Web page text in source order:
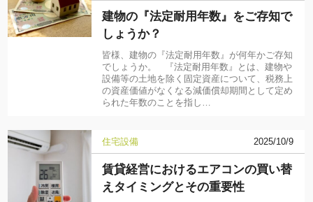
建物の『法定耐用年数』をご存知で
しょうか？
皆様、建物の『法定耐用年数』が何年かご存知
でしょうか。 『法定耐用年数』とは、建物や
設備等の土地を除く固定資産について、税務上
の資産価値がなくなる減価償却期間として定め
られた年数のことを指し…
住宅設備 2025/10/9
賃貸経営におけるエアコンの買い替
えタイミングとその重要性